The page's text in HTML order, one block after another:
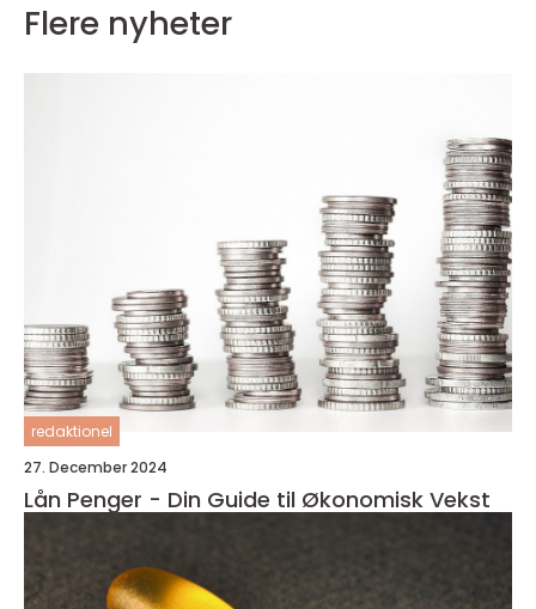
Flere nyheter
redaktionel
27. December 2024
Lån Penger - Din Guide til Økonomisk Vekst